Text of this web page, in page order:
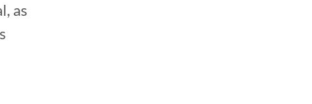
as